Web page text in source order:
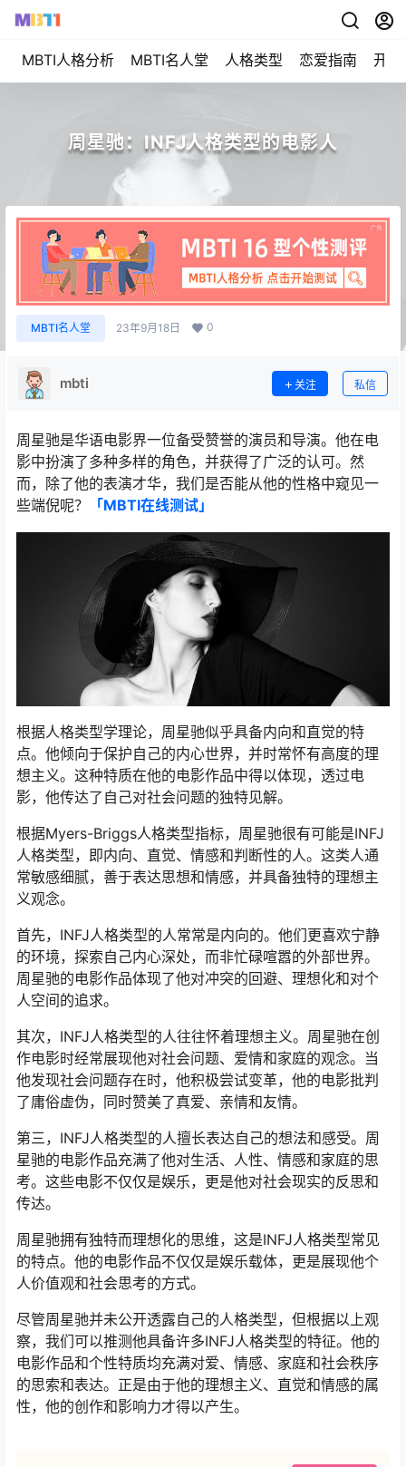
MBTI人格分析 MBTI名人堂 人格类型 恋爱指南 开始
周星驰：INFJ人格类型的电影人
MBTI名人堂 23年9月18日 0
mbti 关注 私信
周星驰是华语电影界一位备受赞誉的演员和导演。他在电
影中扮演了多种多样的角色，并获得了广泛的认可。然
而，除了他的表演才华，我们是否能从他的性格中窥见一
些端倪呢？
「MBTI在线测试​」
根据人格类型学理论，周星驰似乎具备内向和直觉的特
点。他倾向于保护自己的内心世界，并时常怀有高度的理
想主义。这种特质在他的电影作品中得以体现，透过电
影，他传达了自己对社会问题的独特见解。
根据Myers-Briggs人格类型指标，周星驰很有可能是INFJ
人格类型，即内向、直觉、情感和判断性的人。这类人通
常敏感细腻，善于表达思想和情感，并具备独特的理想主
义观念。
首先，INFJ人格类型的人常常是内向的。他们更喜欢宁静
的环境，探索自己内心深处，而非忙碌喧嚣的外部世界。
周星驰的电影作品体现了他对冲突的回避、理想化和对个
人空间的追求。
其次，INFJ人格类型的人往往怀着理想主义。周星驰在创
作电影时经常展现他对社会问题、爱情和家庭的观念。当
他发现社会问题存在时，他积极尝试变革，他的电影批判
了庸俗虚伪，同时赞美了真爱、亲情和友情。
第三，INFJ人格类型的人擅长表达自己的想法和感受。周
星驰的电影作品充满了他对生活、人性、情感和家庭的思
考。这些电影不仅仅是娱乐，更是他对社会现实的反思和
传达。
周星驰拥有独特而理想化的思维，这是INFJ人格类型常见
的特点。他的电影作品不仅仅是娱乐载体，更是展现他个
人价值观和社会思考的方式。
尽管周星驰并未公开透露自己的人格类型，但根据以上观
察，我们可以推测他具备许多INFJ人格类型的特征。他的
电影作品和个性特质均充满对爱、情感、家庭和社会秩序
的思索和表达。正是由于他的理想主义、直觉和情感的属
性，他的创作和影响力才得以产生。